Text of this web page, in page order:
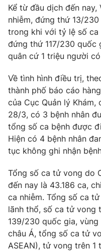
Thế giới đó đây
Câu chuyện quốc tế
Kinh tế
Tài chính
Thị trường
Dữ liệu và đời sống
Phim VTV
Hậu trường
Nhân vật
Khán giả
Giải sao mai
Giải trí
Điện ảnh
Âm nhạc
Sao
Đời sống
Du lịch
Làm đẹp
Chất lượng cuộc sống
Giáo dục
Tuyển sinh
Học trực tuyến
Công nghệ
Hitech Công nghệ tương
Sản phẩm
Thị trường
Giao lưu trực tuyến
Lịch phát sóng
Kể từ đầu dịch đến nay,
nhiễm, đứng thứ 13/
trong khi với tỷ lệ số ca
đứng thứ 117/230 quốc
quân cứ 1 triệu người có
Về tình hình điều trị,
thành phố báo cáo
của Cục Quản lý
28/3, có 3 bệnh nhân
tổng số ca bệnh được
Hiện có 4 bệnh nhân
tục không ghi nhận
Tổng số ca tử vong do
đến nay là 43.186 ca,
ca nhiễm. Tổng số ca
lãnh thổ, số ca tử vong
139/230 quốc gia,
châu Á, tổng số ca tử
ASEAN), tử vong trên